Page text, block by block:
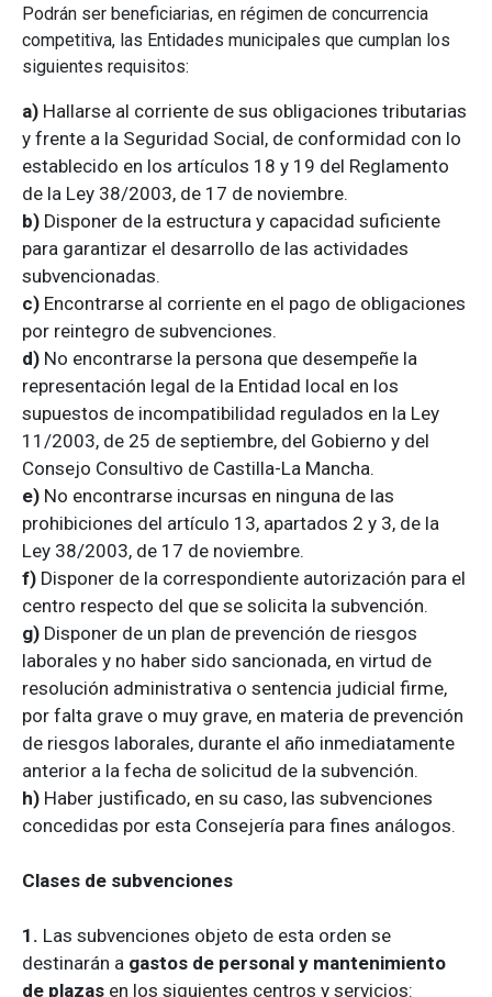
Podrán ser beneficiarias, en régimen de concurrencia
competitiva, las Entidades municipales que cumplan los
siguientes requisitos:
a) Hallarse al corriente de sus obligaciones tributarias
y frente a la Seguridad Social, de conformidad con lo
establecido en los artículos 18 y 19 del Reglamento
de la Ley 38/2003, de 17 de noviembre.
b) Disponer de la estructura y capacidad suficiente
para garantizar el desarrollo de las actividades
subvencionadas.
c) Encontrarse al corriente en el pago de obligaciones
por reintegro de subvenciones.
d) No encontrarse la persona que desempeñe la
representación legal de la Entidad local en los
supuestos de incompatibilidad regulados en la Ley
11/2003, de 25 de septiembre, del Gobierno y del
Consejo Consultivo de Castilla-La Mancha.
e) No encontrarse incursas en ninguna de las
prohibiciones del artículo 13, apartados 2 y 3, de la
Ley 38/2003, de 17 de noviembre.
f) Disponer de la correspondiente autorización para el
centro respecto del que se solicita la subvención.
g) Disponer de un plan de prevención de riesgos
laborales y no haber sido sancionada, en virtud de
resolución administrativa o sentencia judicial firme,
por falta grave o muy grave, en materia de prevención
de riesgos laborales, durante el año inmediatamente
anterior a la fecha de solicitud de la subvención.
h) Haber justificado, en su caso, las subvenciones
concedidas por esta Consejería para fines análogos.
Clases de subvenciones
1. Las subvenciones objeto de esta orden se
destinarán a gastos de personal y mantenimiento
de plazas en los siguientes centros y servicios: